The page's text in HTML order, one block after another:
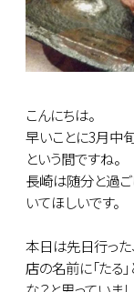
こんにちは。
早いことに3月中
という間ですね。
長崎は随分と過ご
いてほしいです。
本日は先日行った
店の名前に「たる